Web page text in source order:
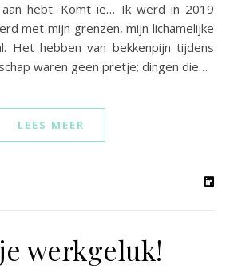
hebt. Komt ie… Ik werd in 2019
met mijn grenzen, mijn lichamelijke
Het hebben van bekkenpijn tijdens
waren geen pretje; dingen die…
LEES MEER
werkgeluk!